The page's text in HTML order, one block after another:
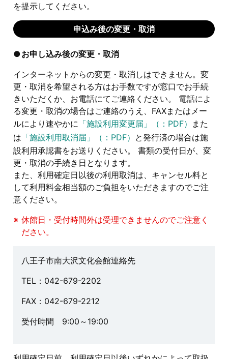
を提示してください。
申込み後の変更・取消
お申し込み後の変更・取消
インターネットからの変更・取消しはできません。変
更・取消を希望される方はお手数ですが窓口でお手続
きいただくか、お電話にてご連絡ください。 電話によ
る変更・取消の場合はご連絡のうえ、FAXまたはメー
ルにより速やかに 「施設利用変更届」（：PDF）
また
は 「施設利用取消届」（：PDF） と発行済の場合は施
設利用承認書をお送りください。 書類の受付日が、変
更・取消の手続き日となります。
また、利用確定日以後の利用取消は、キャンセル料と
して利用料金相当額のご負担をいただきますのでご注
意ください。
休館日・受付時間外は受理できませんのでご注意く
ださい。
八王子市南大沢文化会館連絡先
TEL：042-679-2202
FAX：042-679-2212
受付時間 9:00～19:00